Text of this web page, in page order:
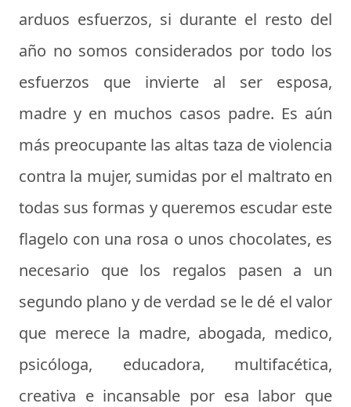
arduos esfuerzos, si durante el resto del
año no somos considerados por todo los
esfuerzos que invierte al ser esposa,
madre y en muchos casos padre. Es aún
más preocupante las altas taza de violencia
contra la mujer, sumidas por el maltrato en
todas sus formas y queremos escudar este
flagelo con una rosa o unos chocolates, es
necesario que los regalos pasen a un
segundo plano y de verdad se le dé el valor
que merece la madre, abogada, medico,
psicóloga, educadora, multifacética,
creativa e incansable por esa labor que